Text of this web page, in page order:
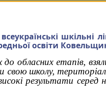
шкільні
освіти
обласних етапів,
свою школу,
результати серед